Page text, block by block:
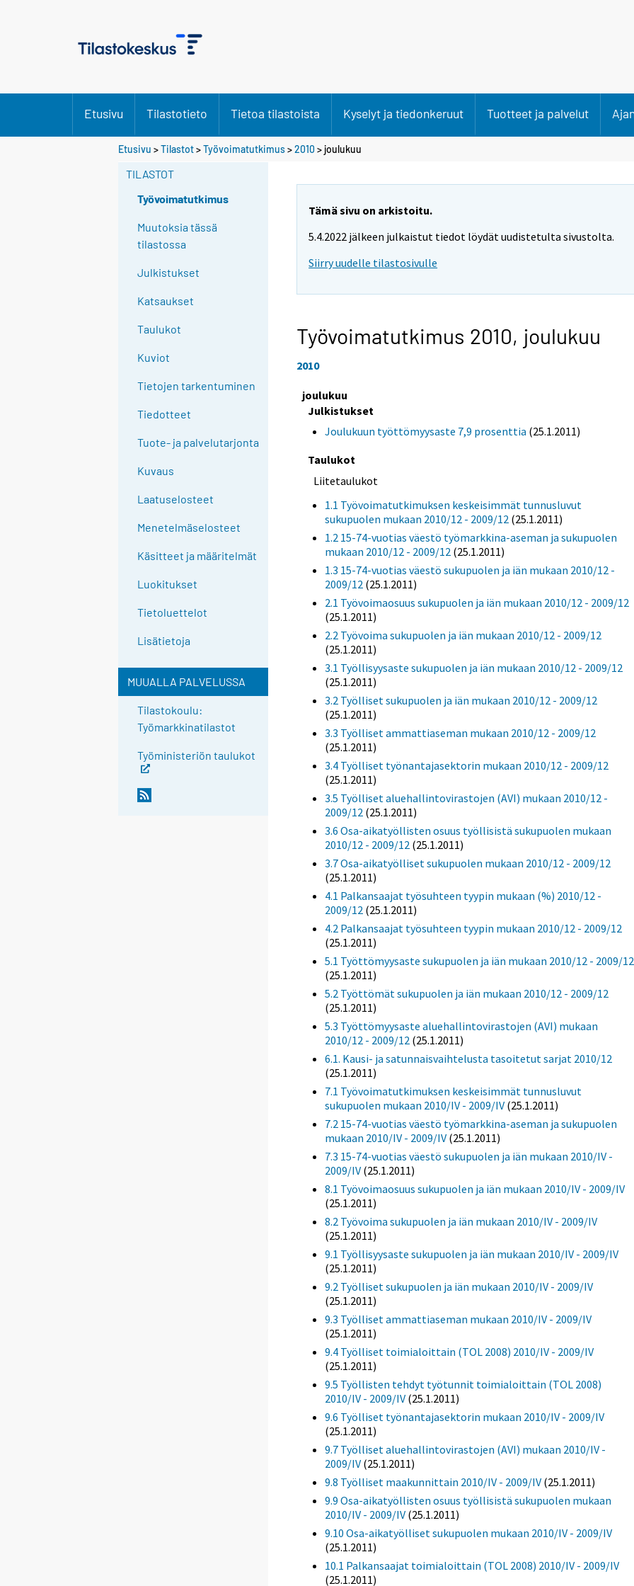
Etusivu Tilastotieto Tietoa tilastoista Kyselyt ja tiedonkeruut Tuotteet ja palvelut
Etusivu >Tilastot>Työvoimatutkimus>2010 > joulukuu
TILASTOT
Työvoimatutkimus
Muutoksia tässä
tilastossa
Julkistukset
Katsaukset
Taulukot
Kuviot
Tietojen tarkentuminen
Tiedotteet
Tuote- ja palvelutarjonta
Kuvaus
Laatuselosteet
Menetelmäselosteet
Käsitteet ja määritelmät
Luokitukset
Tietoluettelot
Lisätietoja
MUUALLA PALVELUSSA
Tilastokoulu:
Työmarkkinatilastot
Työministeriön taulukot
Tämä sivu on arkistoitu.
5.4.2022 jälkeen julkaistut tiedot löydät uudistetulta sivustolta.
Siirry uudelle tilastosivulle
Työvoimatutkimus 2010, joulukuu
2010
joulukuu
Julkistukset
Joulukuun työttömyysaste 7,9 prosenttia (25.1.2011)
Taulukot
Liitetaulukot
1.1 Työvoimatutkimuksen keskeisimmät tunnusluvut
sukupuolen mukaan 2010/12 - 2009/12 (25.1.2011)
1.2 15-74-vuotias väestö työmarkkina-aseman ja sukupuolen
mukaan 2010/12 - 2009/12 (25.1.2011)
1.3 15-74-vuotias väestö sukupuolen ja iän mukaan 2010/12 -
2009/12 (25.1.2011)
2.1 Työvoimaosuus sukupuolen ja iän mukaan 2010/12 - 2009/12
(25.1.2011)
2.2 Työvoima sukupuolen ja iän mukaan 2010/12 - 2009/12
(25.1.2011)
3.1 Työllisyysaste sukupuolen ja iän mukaan 2010/12 - 2009/12
(25.1.2011)
3.2 Työlliset sukupuolen ja iän mukaan 2010/12 - 2009/12
(25.1.2011)
3.3 Työlliset ammattiaseman mukaan 2010/12 - 2009/12
(25.1.2011)
3.4 Työlliset työnantajasektorin mukaan 2010/12 - 2009/12
(25.1.2011)
3.5 Työlliset aluehallintovirastojen (AVI) mukaan 2010/12 -
2009/12 (25.1.2011)
3.6 Osa-aikatyöllisten osuus työllisistä sukupuolen mukaan
2010/12 - 2009/12 (25.1.2011)
3.7 Osa-aikatyölliset sukupuolen mukaan 2010/12 - 2009/12
(25.1.2011)
4.1 Palkansaajat työsuhteen tyypin mukaan (%) 2010/12 -
2009/12 (25.1.2011)
4.2 Palkansaajat työsuhteen tyypin mukaan 2010/12 - 2009/12
(25.1.2011)
5.1 Työttömyysaste sukupuolen ja iän mukaan 2010/12 - 2009/12
(25.1.2011)
5.2 Työttömät sukupuolen ja iän mukaan 2010/12 - 2009/12
(25.1.2011)
5.3 Työttömyysaste aluehallintovirastojen (AVI) mukaan
2010/12 - 2009/12 (25.1.2011)
6.1. Kausi- ja satunnaisvaihtelusta tasoitetut sarjat 2010/12
(25.1.2011)
7.1 Työvoimatutkimuksen keskeisimmät tunnusluvut
sukupuolen mukaan 2010/IV - 2009/IV (25.1.2011)
7.2 15-74-vuotias väestö työmarkkina-aseman ja sukupuolen
mukaan 2010/IV - 2009/IV (25.1.2011)
7.3 15-74-vuotias väestö sukupuolen ja iän mukaan 2010/IV -
2009/IV (25.1.2011)
8.1 Työvoimaosuus sukupuolen ja iän mukaan 2010/IV - 2009/IV
(25.1.2011)
8.2 Työvoima sukupuolen ja iän mukaan 2010/IV - 2009/IV
(25.1.2011)
9.1 Työllisyysaste sukupuolen ja iän mukaan 2010/IV - 2009/IV
(25.1.2011)
9.2 Työlliset sukupuolen ja iän mukaan 2010/IV - 2009/IV
(25.1.2011)
9.3 Työlliset ammattiaseman mukaan 2010/IV - 2009/IV
(25.1.2011)
9.4 Työlliset toimialoittain (TOL 2008) 2010/IV - 2009/IV
(25.1.2011)
9.5 Työllisten tehdyt työtunnit toimialoittain (TOL 2008)
2010/IV - 2009/IV (25.1.2011)
9.6 Työlliset työnantajasektorin mukaan 2010/IV - 2009/IV
(25.1.2011)
9.7 Työlliset aluehallintovirastojen (AVI) mukaan 2010/IV -
2009/IV (25.1.2011)
9.8 Työlliset maakunnittain 2010/IV - 2009/IV (25.1.2011)
9.9 Osa-aikatyöllisten osuus työllisistä sukupuolen mukaan
2010/IV - 2009/IV (25.1.2011)
9.10 Osa-aikatyölliset sukupuolen mukaan 2010/IV - 2009/IV
(25.1.2011)
10.1 Palkansaajat toimialoittain (TOL 2008) 2010/IV - 2009/IV
(25.1.2011)